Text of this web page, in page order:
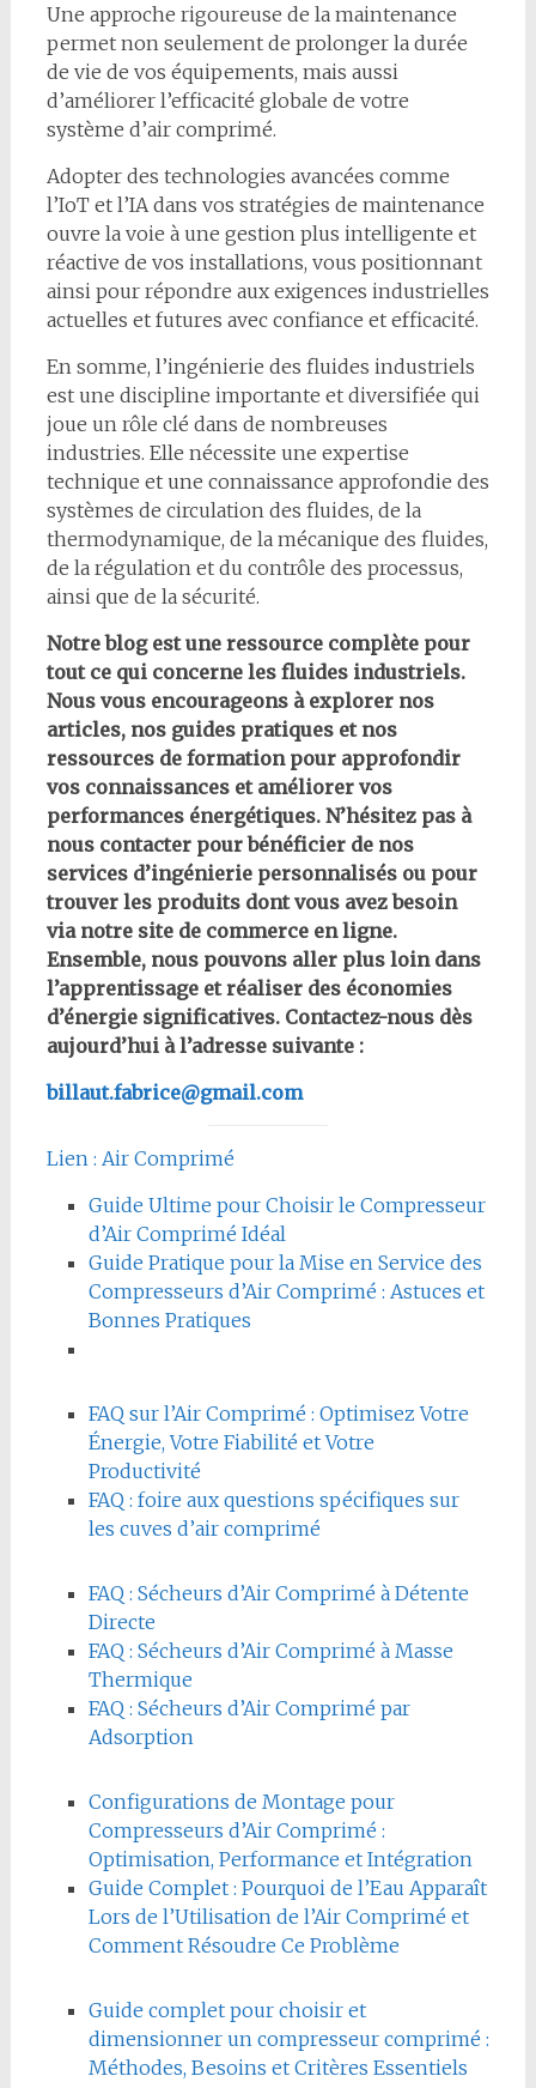
Une approche rigoureuse de la maintenance
permet non seulement de prolonger la durée
de vie de vos équipements, mais aussi
d’améliorer l’efficacité globale de votre
système d’air comprimé.
Adopter des technologies avancées comme
l’IoT et l’IA dans vos stratégies de maintenance
ouvre la voie à une gestion plus intelligente et
réactive de vos installations, vous positionnant
ainsi pour répondre aux exigences industrielles
actuelles et futures avec confiance et efficacité.
En somme, l’ingénierie des fluides industriels
est une discipline importante et diversifiée qui
joue un rôle clé dans de nombreuses
industries. Elle nécessite une expertise
technique et une connaissance approfondie des
systèmes de circulation des fluides, de la
thermodynamique, de la mécanique des fluides,
de la régulation et du contrôle des processus,
ainsi que de la sécurité.
Notre blog est une ressource complète pour
tout ce qui concerne les fluides industriels.
Nous vous encourageons à explorer nos
articles, nos guides pratiques et nos
ressources de formation pour approfondir
vos connaissances et améliorer vos
performances énergétiques. N’hésitez pas à
nous contacter pour bénéficier de nos
services d’ingénierie personnalisés ou pour
trouver les produits dont vous avez besoin
via notre site de commerce en ligne.
Ensemble, nous pouvons aller plus loin dans
l’apprentissage et réaliser des économies
d’énergie significatives. Contactez-nous dès
aujourd’hui à l’adresse suivante :
billaut.fabrice@gmail.com
Lien : Air Comprimé
Guide Ultime pour Choisir le Compresseur
d’Air Comprimé Idéal
Guide Pratique pour la Mise en Service des
Compresseurs d’Air Comprimé : Astuces et
Bonnes Pratiques
FAQ sur l’Air Comprimé : Optimisez Votre
Énergie, Votre Fiabilité et Votre
Productivité
FAQ : foire aux questions spécifiques sur
les cuves d’air comprimé
FAQ : Sécheurs d’Air Comprimé à Détente
Directe
FAQ : Sécheurs d’Air Comprimé à Masse
Thermique
FAQ : Sécheurs d’Air Comprimé par
Adsorption
Configurations de Montage pour
Compresseurs d’Air Comprimé :
Optimisation, Performance et Intégration
Guide Complet : Pourquoi de l’Eau Apparaît
Lors de l’Utilisation de l’Air Comprimé et
Comment Résoudre Ce Problème
Guide complet pour choisir et
dimensionner un compresseur comprimé :
Méthodes, Besoins et Critères Essentiels